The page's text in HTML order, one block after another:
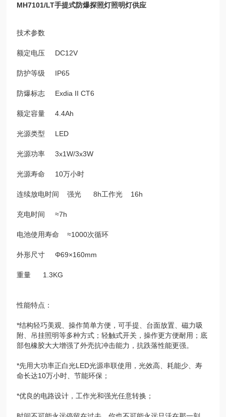
MH7101/LT手提式防爆探照灯照明灯供应
技术参数
额定电压 DC12V
防护等级 IP65
防爆标志 Exdia II CT6
额定容量 4.4Ah
光源类型 LED
光源功率 3x1W/3x3W
光源寿命 10万小时
连续放电时间 强光 8h工作光 16h
充电时间 ≈7h
电池使用寿命 ≈1000次循环
外形尺寸 Φ69×160mm
重量 1.3KG
性能特点：
*结构轻巧美观、操作简单方便，可手提、台面放置、磁力吸
附、吊挂照明等多种方式；轻触式开关，操作更方便耐用；底
部包橡胶大大增强了外壳抗冲击能力，抗跌落性能更强。
*先用大功率正白光LED光源串联使用，光效高、耗能少、寿
命长达10万小时、节能环保；
*优良的电路设计，工作光和强光任意转换；